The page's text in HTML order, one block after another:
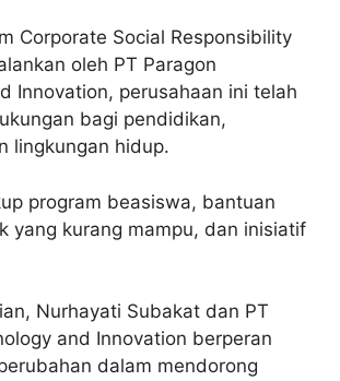
Corporate Social Responsibility
oleh PT Paragon
Innovation, perusahaan ini telah
bagi pendidikan,
lingkungan hidup.
program beasiswa, bantuan
yang kurang mampu, dan inisiatif
Nurhayati Subakat dan PT
and Innovation berperan
dalam mendorong